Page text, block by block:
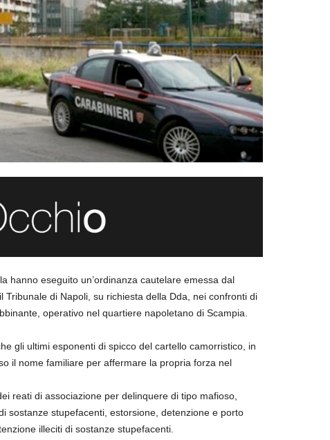
hanno eseguito un’ordinanza cautelare emessa dal
di Napoli, su richiesta della Dda, nei confronti di
operativo nel quartiere napoletano di Scampia.
gli ultimi esponenti di spicco del cartello camorristico, in
il nome familiare per affermare la propria forza nel
reati di associazione per delinquere di tipo mafioso,
sostanze stupefacenti, estorsione, detenzione e porto
illeciti di sostanze stupefacenti.